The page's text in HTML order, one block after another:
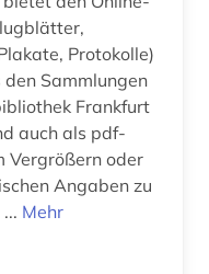
Protokolle)
Sammlungen
Frankfurt
Vergrößern oder
Angaben zu
Mehr